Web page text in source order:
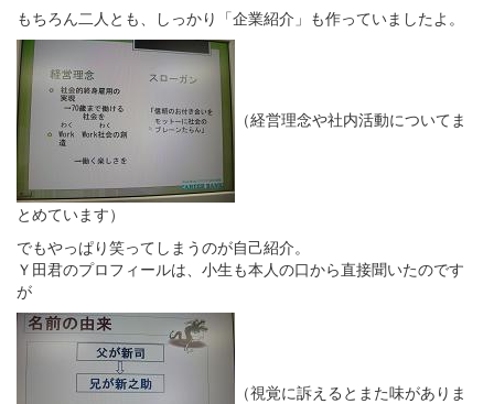
もちろん二人とも、しっかり「企業紹介」も作っていましたよ。
（経営理念や社内活動についてま
とめています）
でもやっぱり笑ってしまうのが自己紹介。
Ｙ田君のプロフィールは、小生も本人の口から直接聞いたのです
が
（視覚に訴えるとまた味がありま